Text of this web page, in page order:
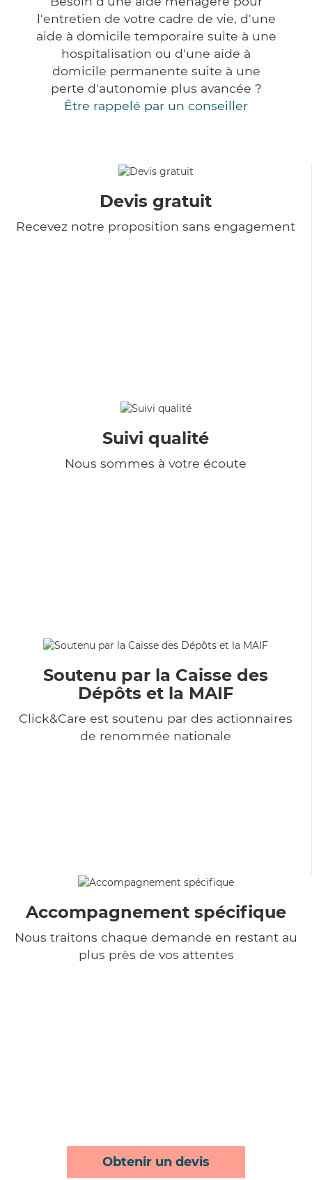
l'entretien de votre cadre de vie, d'une
aide à domicile temporaire suite à une
hospitalisation ou d'une aide à
domicile permanente suite à une
perte d'autonomie plus avancée ?
Être rappelé par un conseiller
Devis gratuit
Recevez notre proposition sans engagement
Suivi qualité
Nous sommes à votre écoute
Soutenu par la Caisse des
Dépôts et la MAIF
Click&Care est soutenu par des actionnaires
de renommée nationale
Accompagnement spécifique
Nous traitons chaque demande en restant au
plus près de vos attentes
Obtenir un devis